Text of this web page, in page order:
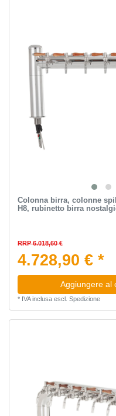
Colonna birra, colonne
H8, rubinetto birra
RRP 6.018,60 €
4.728,90 € *
Aggiungere al
* IVA inclusaescl. Spedizione